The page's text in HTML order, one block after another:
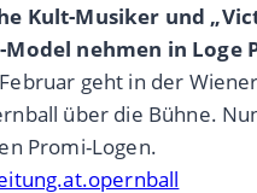
Kult-Musiker und
Model nehmen in Loge
geht in der
über die Bühne.
Promi-Logen.